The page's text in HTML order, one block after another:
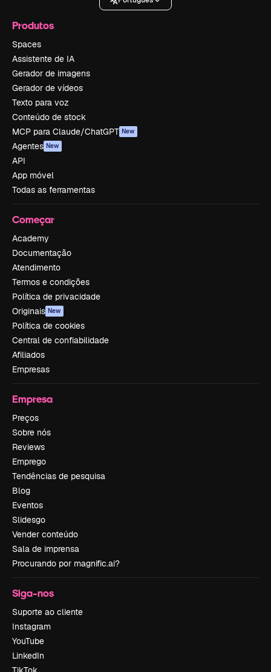
Produtos
Spaces
Assistente de IA
Gerador de imagens
Gerador de vídeos
Texto para voz
Conteúdo de stock
MCP para Claude/ChatGPT New
Agentes New
API
App móvel
Todas as ferramentas
Começar
Academy
Documentação
Atendimento
Termos e condições
Política de privacidade
Originais New
Política de cookies
Central de confiabilidade
Afiliados
Empresas
Empresa
Preços
Sobre nós
Reviews
Emprego
Tendências de pesquisa
Blog
Eventos
Slidesgo
Vender conteúdo
Sala de imprensa
Procurando por magnific.ai?
Siga-nos
Suporte ao cliente
Instagram
YouTube
LinkedIn